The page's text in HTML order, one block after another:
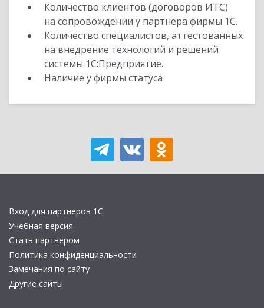
Количество клиентов (договоров ИТС)
на сопровождении у партнера фирмы 1С.
Количество специалистов, аттестованных
на внедрение технологий и решений
системы 1С:Предприятие.
Наличие у фирмы статуса
Вход для партнеров 1С
Учебная версия
Стать партнером
Политика конфиденциальности
Замечания по сайту
Другие сайты